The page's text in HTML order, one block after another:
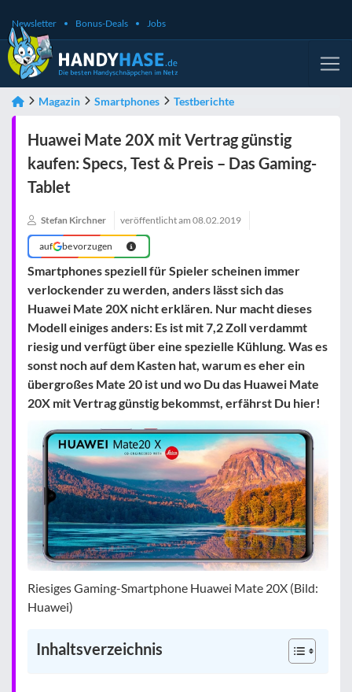
Newsletter Bonus-Deals Jobs
Magazin Smartphones Testberichte
Huawei Mate 20X mit Vertrag günstig
kaufen: Specs, Test & Preis – Das Gaming-
Tablet
Stefan Kirchner veröffentlicht am 08.02.2019
auf bevorzugen
Smartphones speziell für Spieler scheinen immer
verlockender zu werden, anders lässt sich das
Huawei Mate 20X nicht erklären. Nur macht dieses
Modell einiges anders: Es ist mit 7,2 Zoll verdammt
riesig und verfügt über eine spezielle Kühlung. Was es
sonst noch auf dem Kasten hat, warum es eher ein
übergroßes Mate 20 ist und wo Du das Huawei Mate
20X mit Vertrag günstig bekommst, erfährst Du hier!
Riesiges Gaming-Smartphone Huawei Mate 20X (Bild:
Huawei)
Inhaltsverzeichnis